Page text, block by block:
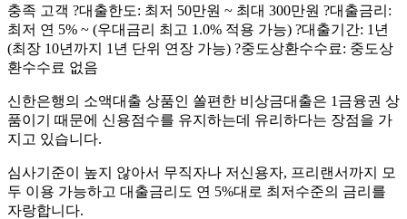
충족 고객 ?대출한도: 최저 50만원 ~ 최대 300만원 ?대출금리:
최저 연 5% ~ (우대금리 최고 1.0% 적용 가능) ?대출기간: 1년
(최장 10년까지 1년 단위 연장 가능) ?중도상환수수료: 중도상
환수수료 없음
신한은행의 소액대출 상품인 쏠편한 비상금대출은 1금융권 상
품이기 때문에 신용점수를 유지하는데 유리하다는 장점을 가
지고 있습니다.
심사기준이 높지 않아서 무직자나 저신용자, 프리랜서까지 모
두 이용 가능하고 대출금리도 연 5%대로 최저수준의 금리를
자랑합니다.